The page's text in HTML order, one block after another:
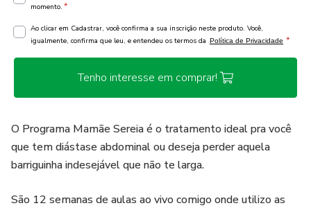
momento. *
Ao clicar em Cadastrar, você confirma a sua inscrição neste produto. Você,
igualmente, confirma que leu, e entendeu os termos da Política de Privacidade *
Tenho interesse em comprar!
O Programa Mamãe Sereia é o tratamento ideal pra você
que tem diástase abdominal ou deseja perder aquela
barriguinha indesejável que não te larga.
São 12 semanas de aulas ao vivo comigo onde utilizo as